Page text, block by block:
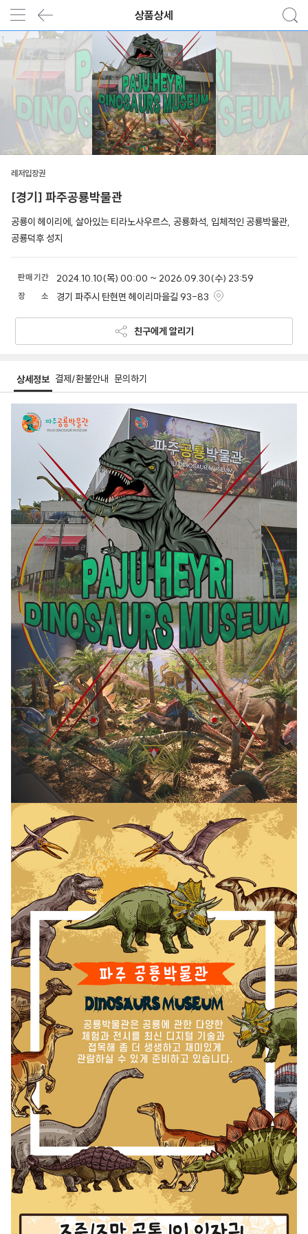
상품상세
레저입장권
[경기] 파주공룡박물관
공룡이 헤이리에, 살아있는 티라노사우르스, 공룡화석, 입체적인 공룡박물관,
공룡덕후 성지
판매 기간 2024.10.10(목) 00:00 ~ 2026.09.30(수) 23:59
장 소 경기 파주시 탄현면 헤이리마을길 93-83
친구에게 알리기
상세정보 결제/환불안내 문의하기